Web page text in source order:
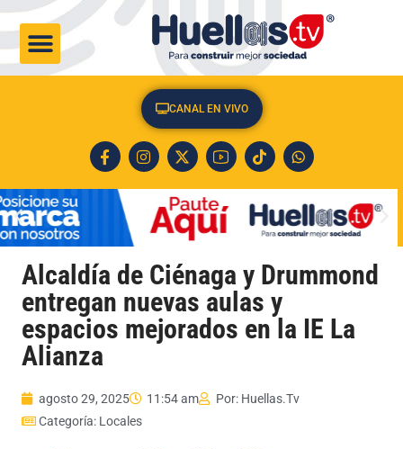
CANAL EN VIVO
Alcaldía de Ciénaga y Drummond
entregan nuevas aulas y
espacios mejorados en la IE La
Alianza
agosto 29, 2025 11:54 am Por: Huellas.Tv
Categoría: Locales